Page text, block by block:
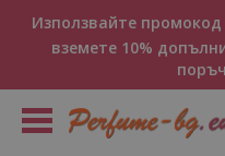
Използвайте промокод
вземете 10%
Toggle
navigation